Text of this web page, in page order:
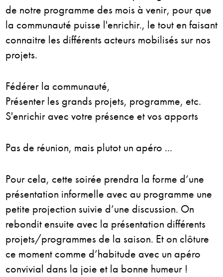
de notre programme des mois à venir, pour que
la communauté puisse l'enrichir., le tout en faisant
connaitre les différents acteurs mobilisés sur nos
projets.
Fédérer la communauté,
Présenter les grands projets, programme, etc.
S'enrichir avec votre présence et vos apports
Pas de réunion, mais plutot un apéro ...
Pour cela, cette soirée prendra la forme d’une
présentation informelle avec au programme une
petite projection suivie d’une discussion. On
rebondit ensuite avec la présentation différents
projets/programmes de la saison. Et on clôture
ce moment comme d’habitude avec un apéro
convivial dans la joie et la bonne humeur !